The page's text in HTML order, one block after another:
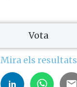
Mira els resultats